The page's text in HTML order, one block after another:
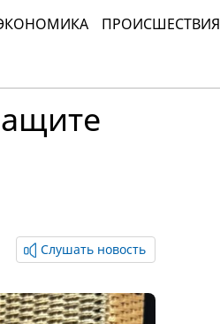
ПРОИСШЕСТВИЯ
Слушать новость